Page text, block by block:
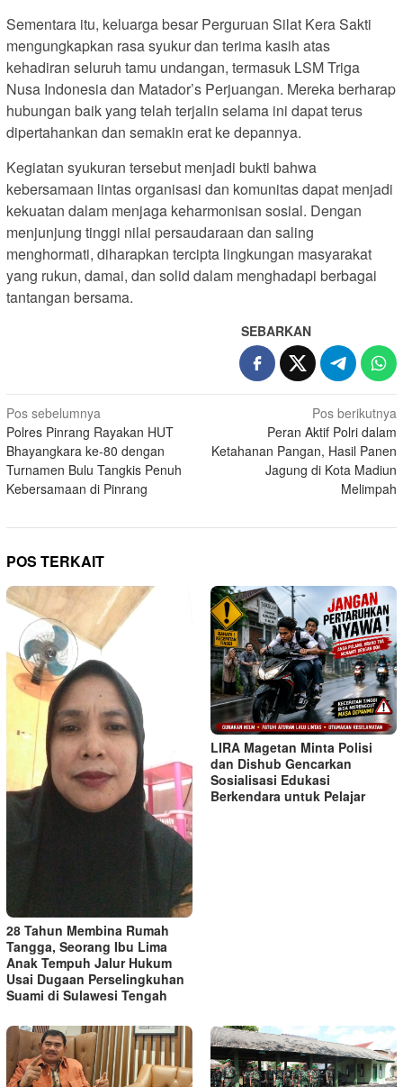
Sementara itu, keluarga besar Perguruan Silat Kera Sakti
mengungkapkan rasa syukur dan terima kasih atas
kehadiran seluruh tamu undangan, termasuk LSM Triga
Nusa Indonesia dan Matador’s Perjuangan. Mereka berharap
hubungan baik yang telah terjalin selama ini dapat terus
dipertahankan dan semakin erat ke depannya.
Kegiatan syukuran tersebut menjadi bukti bahwa
kebersamaan lintas organisasi dan komunitas dapat menjadi
kekuatan dalam menjaga keharmonisan sosial. Dengan
menjunjung tinggi nilai persaudaraan dan saling
menghormati, diharapkan tercipta lingkungan masyarakat
yang rukun, damai, dan solid dalam menghadapi berbagai
tantangan bersama.
SEBARKAN
Navigasi
pos
Pos sebelumnya
Polres Pinrang Rayakan HUT
Bhayangkara ke-80 dengan
Turnamen Bulu Tangkis Penuh
Kebersamaan di Pinrang
Pos berikutnya
Peran Aktif Polri dalam
Ketahanan Pangan, Hasil Panen
Jagung di Kota Madiun
Melimpah
POS TERKAIT
28 Tahun Membina Rumah
Tangga, Seorang Ibu Lima
Anak Tempuh Jalur Hukum
Usai Dugaan Perselingkuhan
Suami di Sulawesi Tengah
LIRA Magetan Minta Polisi
dan Dishub Gencarkan
Sosialisasi Edukasi
Berkendara untuk Pelajar